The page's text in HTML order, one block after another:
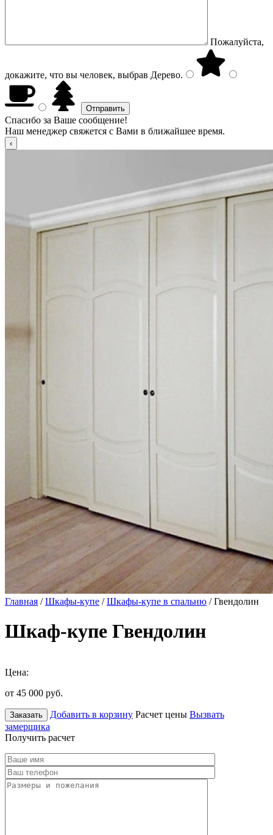
Пожалуйста,
докажите, что вы человек, выбрав Дерево.
Спасибо за Ваше сообщение!
Наш менеджер свяжется с Вами в ближайшее время.
Главная /Шкафы-купе /Шкафы-купе в спальню / Гвендолин
Шкаф-купе Гвендолин
Цена:
от 45 000 руб.
Заказать Добавить в корзину Расчет цены Вызвать
замерщика
Получить расчет